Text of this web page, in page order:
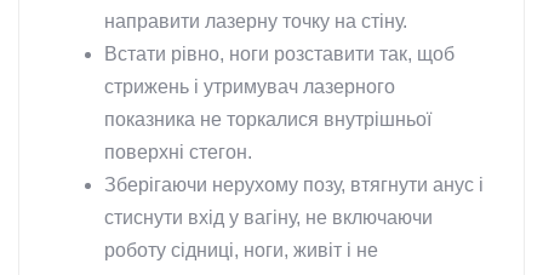
направити лазерну точку на стіну.
Встати рівно, ноги розставити так, щоб
стрижень і утримувач лазерного
показника не торкалися внутрішньої
поверхні стегон.
Зберігаючи нерухому позу, втягнути анус і
стиснути вхід у вагіну, не включаючи
роботу сідниці, ноги, живіт і не